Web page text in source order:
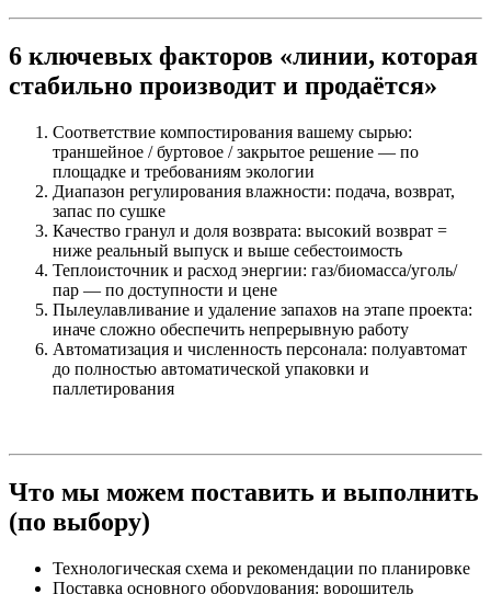
6 ключевых факторов «линии, которая
стабильно производит и продаётся»
Соответствие компостирования вашему сырью:
траншейное / буртовое / закрытое решение — по
площадке и требованиям экологии
Диапазон регулирования влажности: подача, возврат,
запас по сушке
Качество гранул и доля возврата: высокий возврат =
ниже реальный выпуск и выше себестоимость
Теплоисточник и расход энергии: газ/биомасса/уголь/
пар — по доступности и цене
Пылеулавливание и удаление запахов на этапе проекта:
иначе сложно обеспечить непрерывную работу
Автоматизация и численность персонала: полуавтомат
до полностью автоматической упаковки и
паллетирования
Что мы можем поставить и выполнить
(по выбору)
Технологическая схема и рекомендации по планировке
Поставка основного оборудования: ворошитель